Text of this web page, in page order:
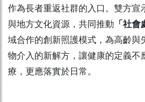
作為長者重返社群的入口。雙方宣
與地方文化資源，共同推動 「社會
域合作的創新照護模式，為高齡與
物介入的新解方，讓健康的定義不
療，更應落實於日常。